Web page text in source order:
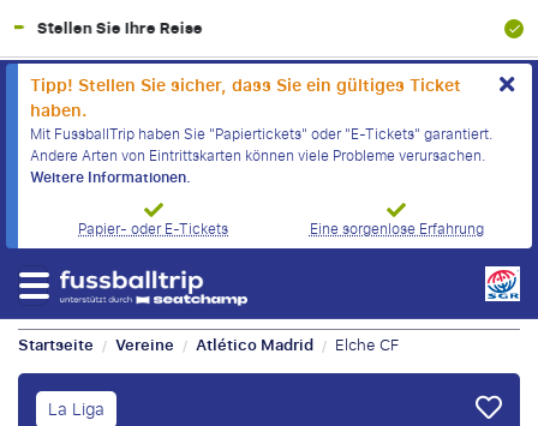
100% Finanzielle Absicherung
Tipp! Stellen Sie sicher, dass Sie ein gültiges Ticket
haben.
Mit FussballTrip haben Sie "Papiertickets" oder "E-Tickets" garantiert.
Andere Arten von Eintrittskarten können viele Probleme verursachen.
Weitere Informationen.
Papier- oder E-Tickets
Eine sorgenlose Erfahrung
Startseite / Vereine / Atlético Madrid / Elche CF
La Liga